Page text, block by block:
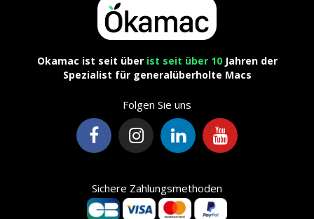
Okamac ist seit über ist seit über 10 Jahren der
Spezialist für generalüberholte Macs
Folgen Sie uns
Sichere Zahlungsmethoden